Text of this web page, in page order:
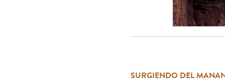
SURGIENDO DEL